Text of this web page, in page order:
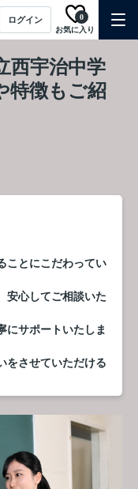
ログイン
お気に入り
0
西宇治中学
特徴もご紹
ことにこだわってい
安心してご相談いた
にサポートいたしま
をさせていただける